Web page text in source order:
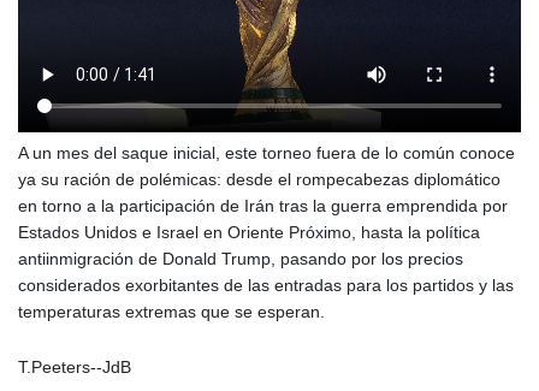
A un mes del saque inicial, este torneo fuera de lo común conoce
ya su ración de polémicas: desde el rompecabezas diplomático
en torno a la participación de Irán tras la guerra emprendida por
Estados Unidos e Israel en Oriente Próximo, hasta la política
antiinmigración de Donald Trump, pasando por los precios
considerados exorbitantes de las entradas para los partidos y las
temperaturas extremas que se esperan.
T.Peeters--JdB